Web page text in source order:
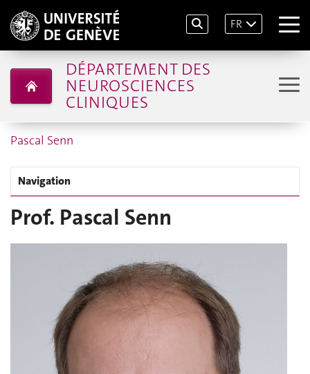
FR
DÉPARTEMENT DES
NEUROSCIENCES
CLINIQUES
Pascal Senn
Navigation
Prof. Pascal Senn